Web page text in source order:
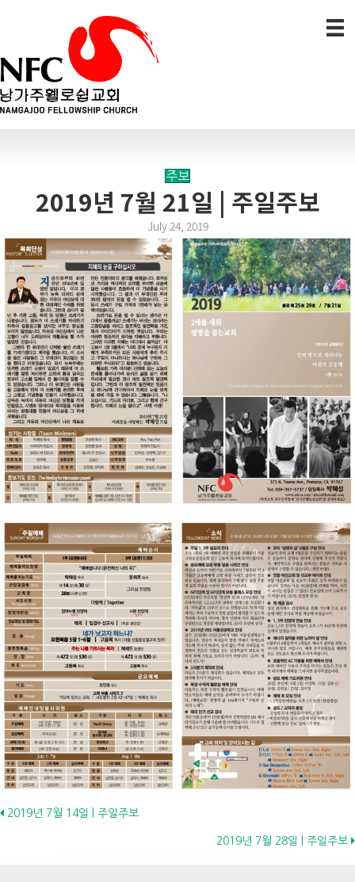
주보
2019년 7월 21일 | 주일주보
July 24, 2019
Posts
2019년 7월 14일 | 주일주보
2019년 7월 28일 | 주일주보